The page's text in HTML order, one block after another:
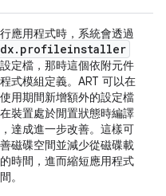
應用程式時，系統會透過
. profileinstaller
定檔，那時這個依附元件
式模組定義。ART 可以在
用期間新增額外的設定檔
裝置處於閒置狀態時編譯
達成進一步改善。這樣可
磁碟空間並減少從磁碟載
時間，進而縮短應用程式
。